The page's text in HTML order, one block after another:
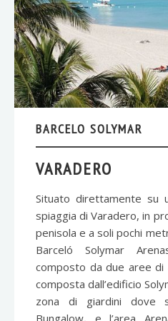
BARCELO SOLYMAR
VARADERO
Situato direttamente su
spiaggia di Varadero, in
penisola e a soli pochi
Barceló Solymar
composto da due aree di
composta dall’edificio
zona di giardini dove
Bungalow, e l’area